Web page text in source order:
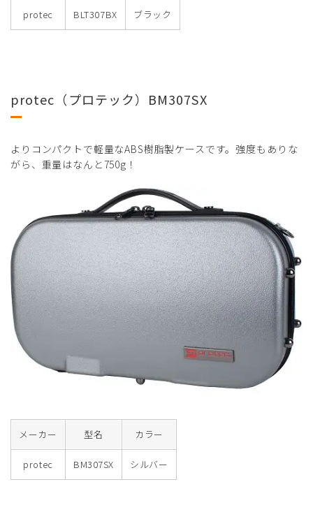
protec BLT307BX ブラック
protec（プロテック）BM307SX
よりコンパクトで軽量なABS樹脂製ケースです。強度もありな
がら、重量はなんと750g！
メーカー 型名 カラー
protec BM307SX シルバー